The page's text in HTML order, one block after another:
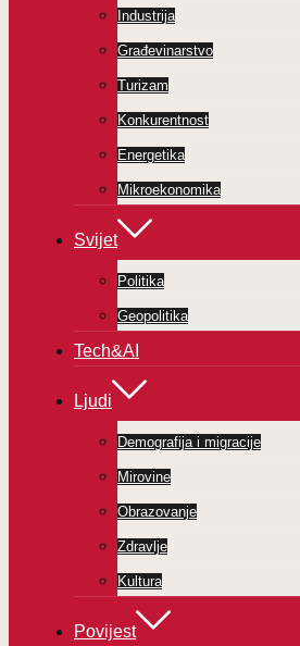
Industrija
Građevinarstvo
Turizam
Konkurentnost
Energetika
Mikroekonomika
Svijet
Politika
Geopolitika
Tech&AI
Ljudi
Demografija i migracije
Mirovine
Obrazovanje
Zdravlje
Kultura
Povijest